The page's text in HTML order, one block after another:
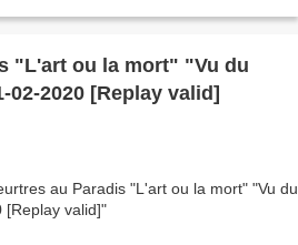
"L'art ou la mort" "Vu du
02-2020 [Replay valid]